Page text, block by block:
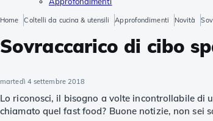
Home Coltelli da cucina & utensili Approfondimenti Novità
Sovraccarico di cibo
martedì 4 settembre 2018
Lo riconosci, il bisogno a volte incontrollabile di
chiamato quel fast food? Buone notizie, non sei